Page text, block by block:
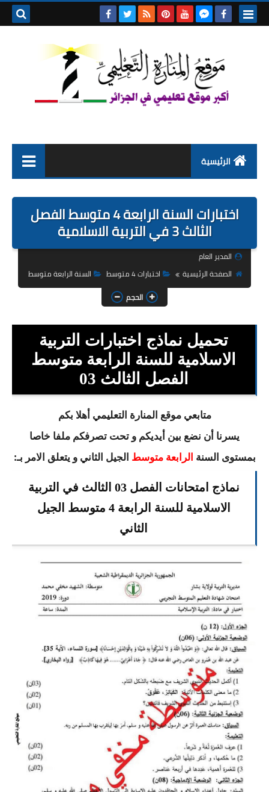
الرئيسية
التربية التحضيرية
السنة الاولى ابتدائي
السنة الثانية ابتدائي
السنة الثالثة ابتدائي
السنة الرابعة ابتدائي
السنة الخامسة ابتدائي
شهادة التعليم الابتدائي
تزيين القسم
التعليم المتوسط
السنة الاولى متوسط
السنة الثانية متوسط
السنة الرابعة متوسط
شهادة التعليم المتوسط
بنك الفروض و الاختبارات
بنك مذكرات الاستاذ
بنك التوزيعات الشهرية
المسابقات المهنية
البحوث الجاهزة
اختبارات السنة الرابعة 4 متوسط الفصل
الثالث 3 في التربية الاسلامية
المدير العام
الصفحة الرئيسية
اختبارات 4 متوسط
السنة الرابعة متوسط
الحجم
تحميل نماذج اختبارات التربية
الاسلامية للسنة الرابعة متوسط
الفصل الثالث 03
متابعي موقع المنارة التعليمي أهلا بكم
يسرنا أن نضع بين أيديكم و تحت تصرفكم ملفا خاصا
بمستوى السنة الرابعة متوسط الجيل الثاني و يتعلق الامر بـ:
نماذج امتحانات الفصل 03 الثالث في التربية
الاسلامية للسنة الرابعة 4 متوسط الجيل
الثاني